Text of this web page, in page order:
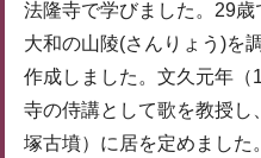
法隆寺で学びました。29
大和の山陵(さんりょう)を
作成しました。文久元年（
寺の侍講として歌を教授し
塚古墳）に居を定めました